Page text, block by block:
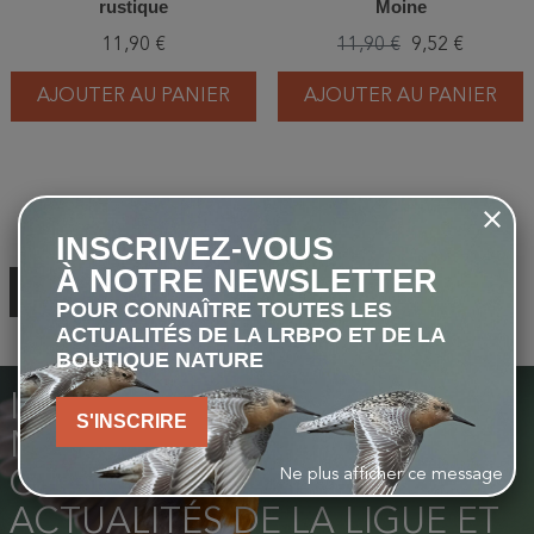
rustique
11,90 €
AJOUTER AU PANIER
Moine
11,90 € 9,52 €
AJOUTER AU PANIER
keyboard_arrow_left 1 2
RETOUR EN HAUT
INSCRIVEZ-VOUS À NOTRE
NEWSLETTER POUR
CONNAÎTRE TOUTES LES
ACTUALITÉS DE LA LIGUE ET
INSCRIVEZ-VOUS
À NOTRE NEWSLETTER
POUR CONNAÎTRE TOUTES LES
ACTUALITÉS DE LA LRBPO ET DE LA
BOUTIQUE NATURE
S'INSCRIRE
Ne plus afficher ce message